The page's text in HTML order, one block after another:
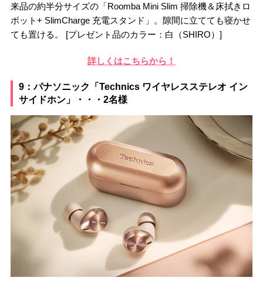
来品の約半分サイズの「Roomba Mini Slim 掃除機＆床拭きロ
ボット+ SlimCharge 充電スタンド」。隙間に立てても寝かせ
ても置ける。 [プレゼント品のカラー：白（SHIRO）]
詳しくはこちらから！
9：パナソニック「Technics ワイヤレスステレオ イン
サイドホン」・・・2名様